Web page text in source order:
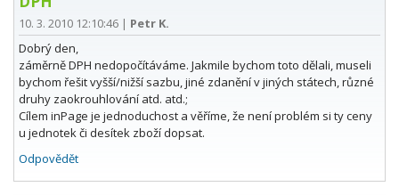
10. 3. 2010 12:10:46 | Petr K.
Dobrý den,
záměrně DPH nedopočítáváme. Jakmile bychom toto dělali, museli
bychom řešit vyšší/nižší sazbu, jiné zdanění v jiných státech, různé
druhy zaokrouhlování atd. atd.;
Cílem inPage je jednoduchost a věříme, že není problém si ty ceny
u jednotek či desítek zboží dopsat.
Odpovědět